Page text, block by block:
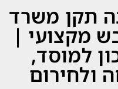
תקן משרד
מקצועי |
למוסד,
ולחירום